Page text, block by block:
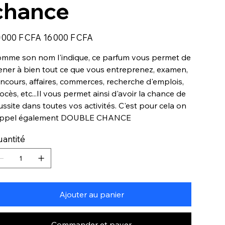
000 F CFA
Prix
promotionnel
16 000 F CFA
son nom l'indique, ce parfum vous permet de
à bien tout ce que vous entreprenez, examen,
affaires, commerces, recherche d'emplois,
etc...Il vous permet ainsi d'avoir la chance de
dans toutes vos activités. C'est pour cela on
également DOUBLE CHANCE
Ajouter au panier